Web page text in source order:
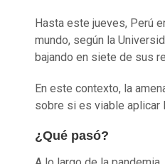
Hasta este jueves, Perú
mundo, según la
bajando en siete de sus
En este contexto, la
sobre si es viable aplicar
¿Qué pasó?